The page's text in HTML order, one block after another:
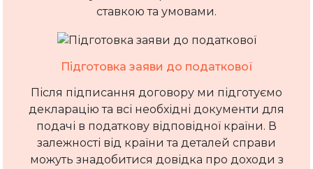
ставкою та умовами.
Підготовка заяви до податкової
Після підписання договору ми підготуємо
декларацію та всі необхідні документи для
подачі в податкову відповідної країни. В
залежності від країни та деталей справи
можуть знадобитися довідка про доходи з